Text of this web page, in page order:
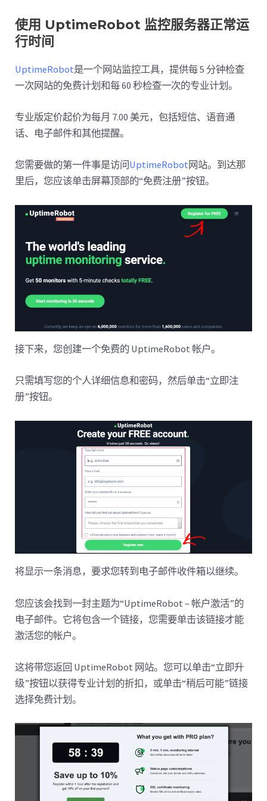
使用 UptimeRobot 监控服务器正常运
行时间
UptimeRobot是一个网站监控工具，提供每 5 分钟检查
一次网站的免费计划和每 60 秒检查一次的专业计划。
专业版定价起价为每月 7.00 美元，包括短信、语音通
话、电子邮件和其他提醒。
您需要做的第一件事是访问UptimeRobot网站。到达那
里后，您应该单击屏幕顶部的“免费注册”按钮。
接下来，您创建一个免费的 UptimeRobot 帐户。
只需填写您的个​​人详细信息和密码，然后单击“立即注
册”按钮。
将显示一条消息，要求您转到电子邮件收件箱以继续。
您应该会找到一封主题为“UptimeRobot – 帐户激活”的
电子邮件。它将包含一个链接，您需要单击该链接才能
激活您的帐户。
这将带您返回 UptimeRobot 网站。您可以单击“立即升
级”按钮以获得专业计划的折扣，或单击“稍后可能”链接
选择免费计划。